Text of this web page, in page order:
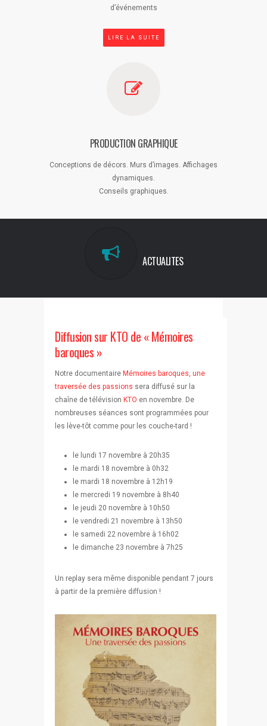
d’événements
LIRE LA SUITE
PRODUCTION GRAPHIQUE
Conceptions de décors. Murs d’images. Affichages
dynamiques.
Conseils graphiques.
ACTUALITES
Diffusion sur KTO de « Mémoires
baroques »
Notre documentaire Mémoires baroques, une
traversée des passions sera diffusé sur la
chaîne de télévision KTO en novembre. De
nombreuses séances sont programmées pour
les lève-tôt comme pour les couche-tard !
le lundi 17 novembre à 20h35
le mardi 18 novembre à 0h32
le mardi 18 novembre à 12h19
le mercredi 19 novembre à 8h40
le jeudi 20 novembre à 10h50
le vendredi 21 novembre à 13h50
le samedi 22 novembre à 16h02
le dimanche 23 novembre à 7h25
Un replay sera même disponible pendant 7 jours
à partir de la première diffusion !